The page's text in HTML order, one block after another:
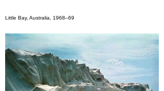
Little Bay, Australia, 1968–69